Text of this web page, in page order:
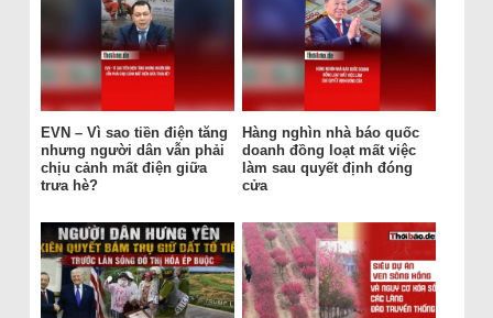
EVN – Vì sao tiền điện tăng
nhưng người dân vẫn phải
chịu cảnh mất điện giữa
trưa hè?
Hàng nghìn nhà báo quốc
doanh đồng loạt mất việc
làm sau quyết định đóng
cửa